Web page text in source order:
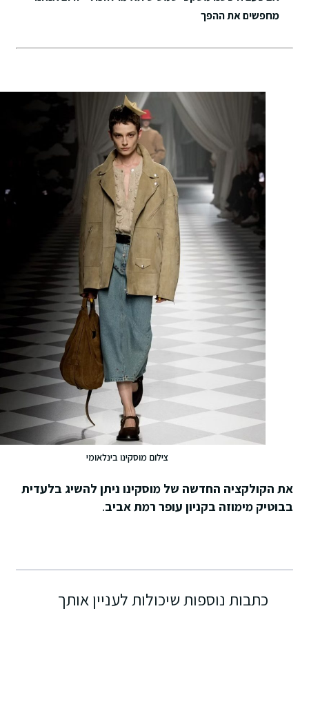
מחפשים את ההפך
צילום מוסקינו בינלאומי
את הקולקציה החדשה של מוסקינו ניתן להשיג בלעדית
בבוטיק מימוזה בקניון עופר רמת אביב.
כתבות נוספות שיכולות לעניין אותך